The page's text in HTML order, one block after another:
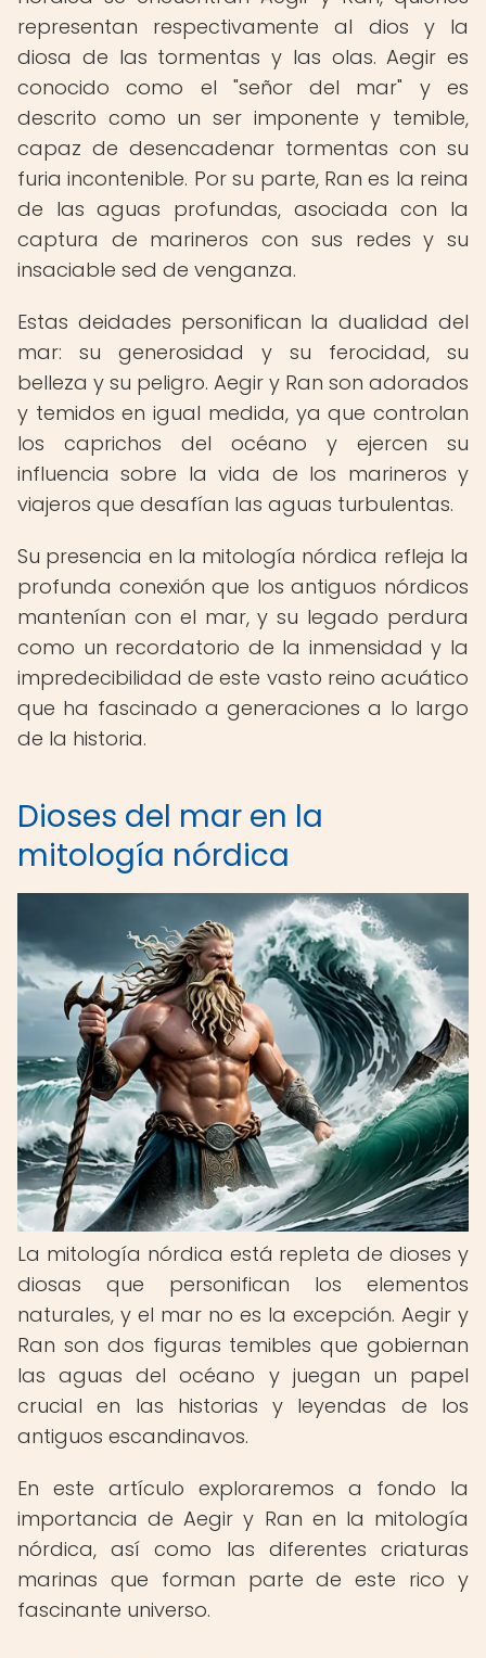
representan respectivamente al dios y la
diosa de las tormentas y las olas. Aegir es
conocido como el "señor del mar" y es
descrito como un ser imponente y temible,
capaz de desencadenar tormentas con su
furia incontenible. Por su parte, Ran es la reina
de las aguas profundas, asociada con la
captura de marineros con sus redes y su
insaciable sed de venganza.
Estas deidades personifican la dualidad del
mar: su generosidad y su ferocidad, su
belleza y su peligro. Aegir y Ran son adorados
y temidos en igual medida, ya que controlan
los caprichos del océano y ejercen su
influencia sobre la vida de los marineros y
viajeros que desafían las aguas turbulentas.
Su presencia en la mitología nórdica refleja la
profunda conexión que los antiguos nórdicos
mantenían con el mar, y su legado perdura
como un recordatorio de la inmensidad y la
impredecibilidad de este vasto reino acuático
que ha fascinado a generaciones a lo largo
de la historia.
Dioses del mar en la
mitología nórdica
La mitología nórdica está repleta de dioses y
diosas que personifican los elementos
naturales, y el mar no es la excepción. Aegir y
Ran son dos figuras temibles que gobiernan
las aguas del océano y juegan un papel
crucial en las historias y leyendas de los
antiguos escandinavos.
En este artículo exploraremos a fondo la
importancia de Aegir y Ran en la mitología
nórdica, así como las diferentes criaturas
marinas que forman parte de este rico y
fascinante universo.